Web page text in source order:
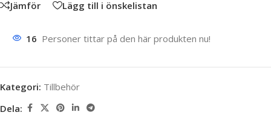
Jämför
Lägg till i önskelistan
16 Personer tittar på den här produkten nu!
Kategori: Tillbehör
Dela: